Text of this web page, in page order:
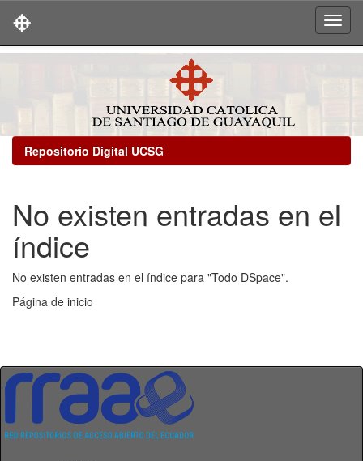
Repositorio Digital UCSG
No existen entradas en el
índice
No existen entradas en el índice para "Todo DSpace".
Página de inicio